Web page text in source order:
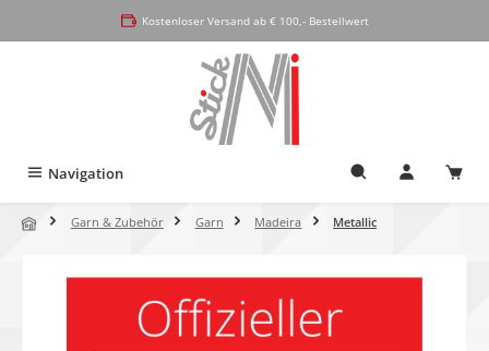
Kostenloser Versand ab € 100,- Bestellwert
Navigation
Garn & Zubehör Garn Madeira Metallic